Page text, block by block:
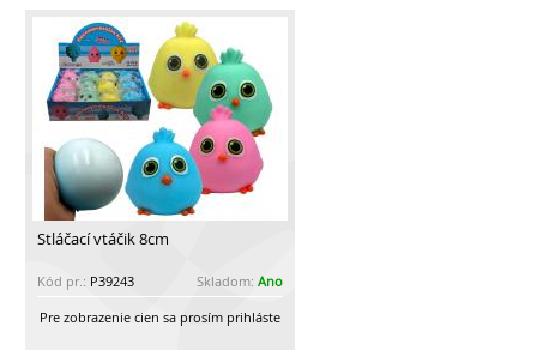
Stláčací vtáčik 8cm
Kód pr.: P39243 Skladom: Ano
Pre zobrazenie cien sa prosím prihláste